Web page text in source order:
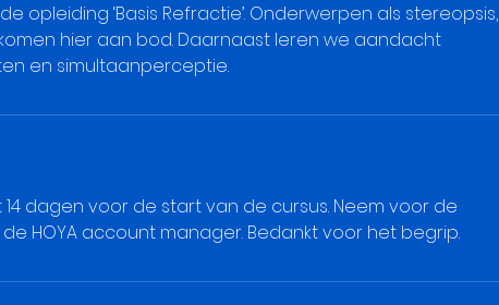
opleiding ‘Basis Refractie’. Onderwerpen als stereopsis,
hier aan bod. Daarnaast leren we aandacht
en simultaanperceptie.
dagen voor de start van de cursus. Neem voor de
HOYA account manager. Bedankt voor het begrip.